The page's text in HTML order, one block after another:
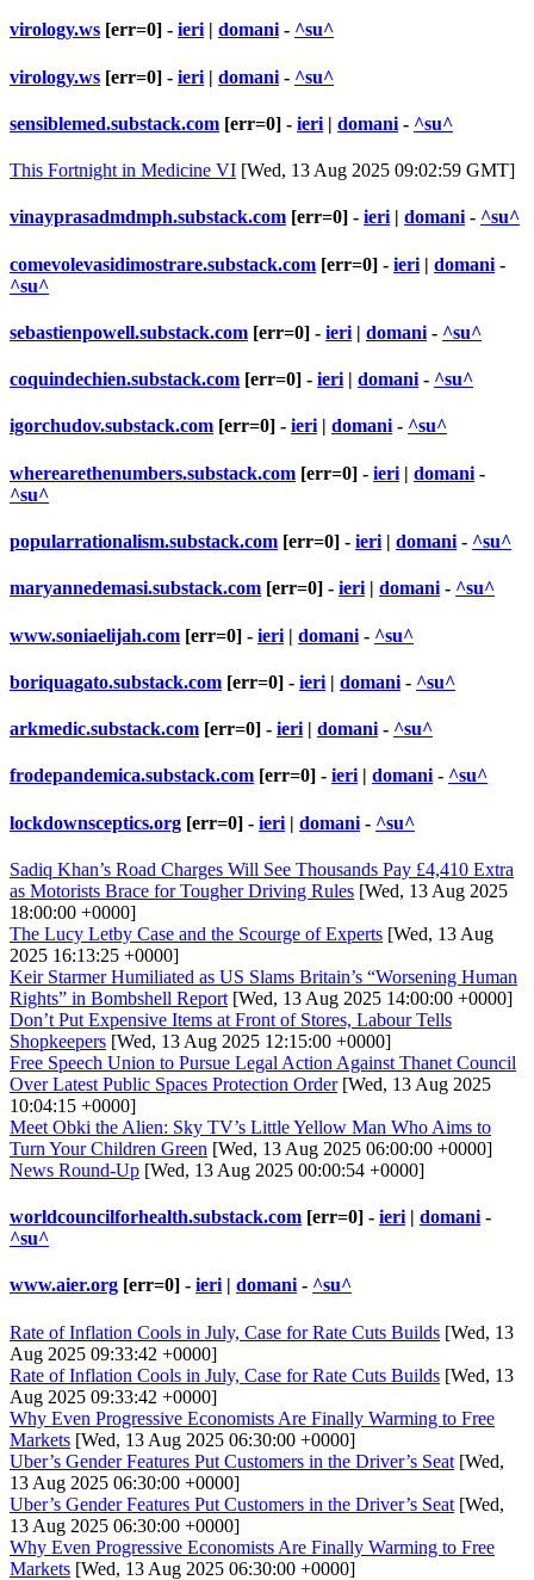
virology.ws [err=0] - ieri | domani - ^su^
virology.ws [err=0] - ieri | domani - ^su^
sensiblemed.substack.com [err=0] - ieri | domani - ^su^
This Fortnight in Medicine VI [Wed, 13 Aug 2025 09:02:59 GMT]
vinayprasadmdmph.substack.com [err=0] - ieri| domani- ^su^
comevolevasidimostrare.substack.com [err=0] - ieri | domani -
^su^
sebastienpowell.substack.com [err=0] - ieri | domani - ^su^
coquindechien.substack.com [err=0] - ieri | domani - ^su^
igorchudov.substack.com [err=0] - ieri| domani- ^su^
wherearethenumbers.substack.com [err=0] - ieri | domani -
^su^
popularrationalism.substack.com [err=0] - ieri | domani - ^su^
maryannedemasi.substack.com [err=0] - ieri | domani - ^su^
www.soniaelijah.com [err=0] - ieri | domani - ^su^
boriquagato.substack.com [err=0] - ieri | domani - ^su^
arkmedic.substack.com [err=0] - ieri | domani - ^su^
frodepandemica.substack.com [err=0] - ieri | domani - ^su^
lockdownsceptics.org [err=0] - ieri | domani - ^su^
Sadiq Khan’s Road Charges Will See Thousands Pay £4,410 Extra
as Motorists Brace for Tougher Driving Rules [Wed, 13 Aug 2025
18:00:00 +0000]
The Lucy Letby Case and the Scourge of Experts [Wed, 13 Aug
2025 16:13:25 +0000]
Keir Starmer Humiliated as US Slams Britain’s “Worsening Human
Rights” in Bombshell Report [Wed, 13 Aug 2025 14:00:00 +0000]
Don’t Put Expensive Items at Front of Stores, Labour Tells
Shopkeepers [Wed, 13 Aug 2025 12:15:00 +0000]
Free Speech Union to Pursue Legal Action Against Thanet Council
Over Latest Public Spaces Protection Order[Wed, 13 Aug 2025
10:04:15 +0000]
Meet Obki the Alien: Sky TV’s Little Yellow Man Who Aims to
Turn Your Children Green [Wed, 13 Aug 2025 06:00:00 +0000]
News Round-Up [Wed, 13 Aug 2025 00:00:54 +0000]
worldcouncilforhealth.substack.com [err=0] - ieri | domani -
^su^
www.aier.org [err=0] - ieri| domani- ^su^
Rate of Inflation Cools in July, Case for Rate Cuts Builds [Wed, 13
Aug 2025 09:33:42 +0000]
Rate of Inflation Cools in July, Case for Rate Cuts Builds [Wed, 13
Aug 2025 09:33:42 +0000]
Why Even Progressive Economists Are Finally Warming to Free
Markets [Wed, 13 Aug 2025 06:30:00 +0000]
Uber’s Gender Features Put Customers in the Driver’s Seat [Wed,
13 Aug 2025 06:30:00 +0000]
Uber’s Gender Features Put Customers in the Driver’s Seat [Wed,
13 Aug 2025 06:30:00 +0000]
Why Even Progressive Economists Are Finally Warming to Free
Markets [Wed, 13 Aug 2025 06:30:00 +0000]